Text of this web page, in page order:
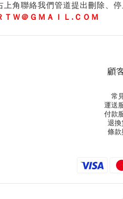
角聯絡我們管道提出刪除、停
ＴＷ＠ＧＭＡＩＬ.ＣＯＭ
顧
常
運送
付款
退
條款